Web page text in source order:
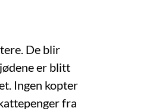
De blir
er blitt
Ingen kopter
fra